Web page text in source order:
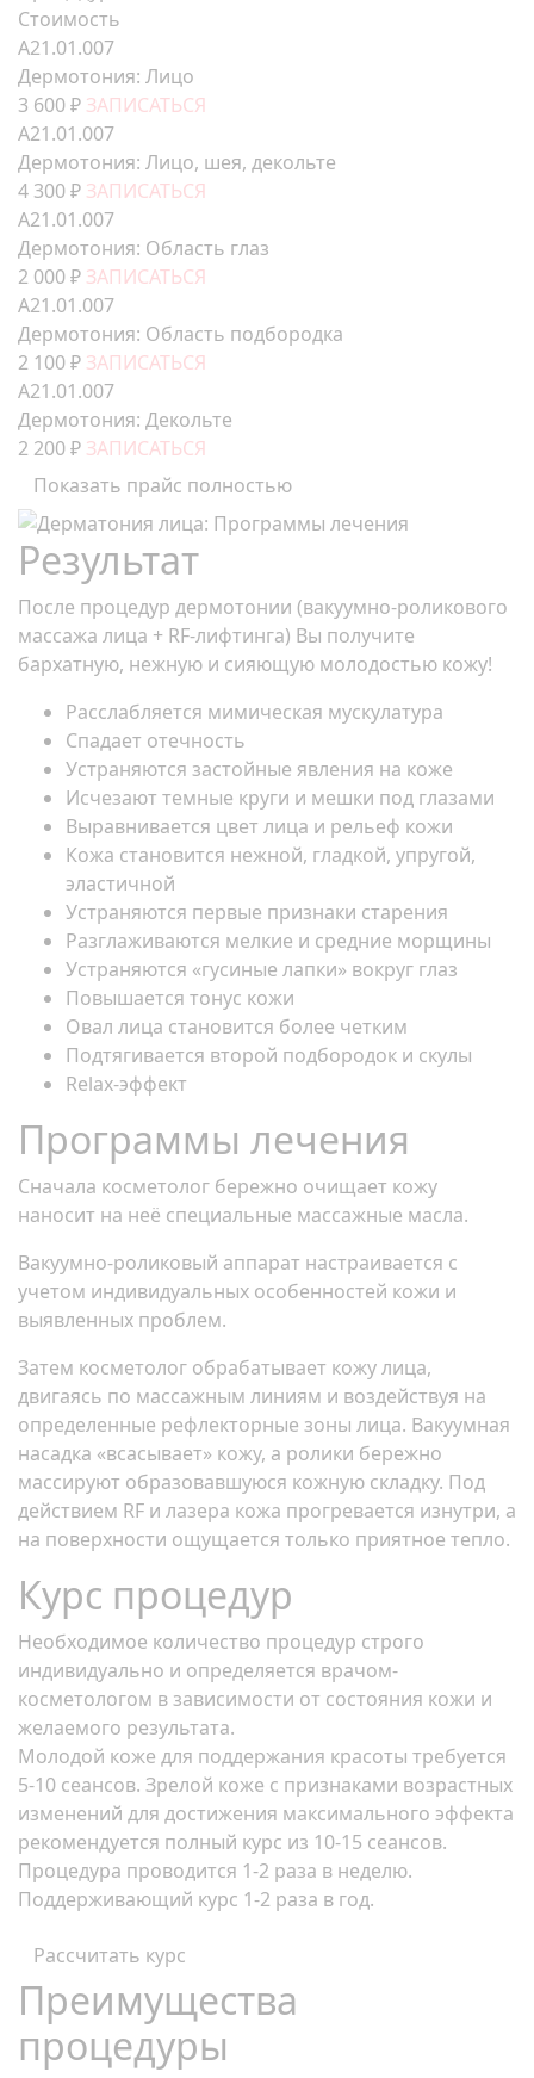
Стоимость
А21.01.007
Дермотония: Лицо
3 600 ₽ ЗАПИСАТЬСЯ
А21.01.007
Дермотония: Лицо, шея, декольте
4 300 ₽ ЗАПИСАТЬСЯ
А21.01.007
Дермотония: Область глаз
2 000 ₽ ЗАПИСАТЬСЯ
А21.01.007
Дермотония: Область подбородка
2 100 ₽ ЗАПИСАТЬСЯ
А21.01.007
Дермотония: Декольте
2 200 ₽ ЗАПИСАТЬСЯ
Показать прайс полностью
Результат
После процедур дермотонии (вакуумно-роликового
массажа лица + RF-лифтинга) Вы получите
бархатную, нежную и сияющую молодостью кожу!
Расслабляется мимическая мускулатура
Спадает отечность
Устраняются застойные явления на коже
Исчезают темные круги и мешки под глазами
Выравнивается цвет лица и рельеф кожи
Кожа становится нежной, гладкой, упругой,
эластичной
Устраняются первые признаки старения
Разглаживаются мелкие и средние морщины
Устраняются «гусиные лапки» вокруг глаз
Повышается тонус кожи
Овал лица становится более четким
Подтягивается второй подбородок и скулы
Relax-эффект
Программы лечения
Сначала косметолог бережно очищает кожу
наносит на неё специальные массажные масла.
Вакуумно-роликовый аппарат настраивается с
учетом индивидуальных особенностей кожи и
выявленных проблем.
Затем косметолог обрабатывает кожу лица,
двигаясь по массажным линиям и воздействуя на
определенные рефлекторные зоны лица. Вакуумная
насадка «всасывает» кожу, а ролики бережно
массируют образовавшуюся кожную складку. Под
действием RF и лазера кожа прогревается изнутри, а
на поверхности ощущается только приятное тепло.
Курс процедур
Необходимое количество процедур строго
индивидуально и определяется врачом-
косметологом в зависимости от состояния кожи и
желаемого результата.
Молодой коже для поддержания красоты требуется
5-10 сеансов. Зрелой коже с признаками возрастных
изменений для достижения максимального эффекта
рекомендуется полный курс из 10-15 сеансов.
Процедура проводится 1-2 раза в неделю.
Поддерживающий курс 1-2 раза в год.
Рассчитать курс
Преимущества
процедуры